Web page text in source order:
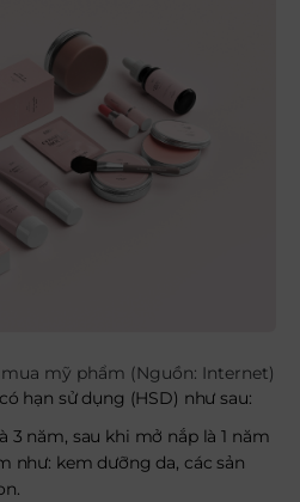
mỹ phẩm (Nguồn: Internet)
hạn sử dụng (HSD) như sau:
3 năm, sau khi mở nắp là 1 năm
như: kem dưỡng da, các sản